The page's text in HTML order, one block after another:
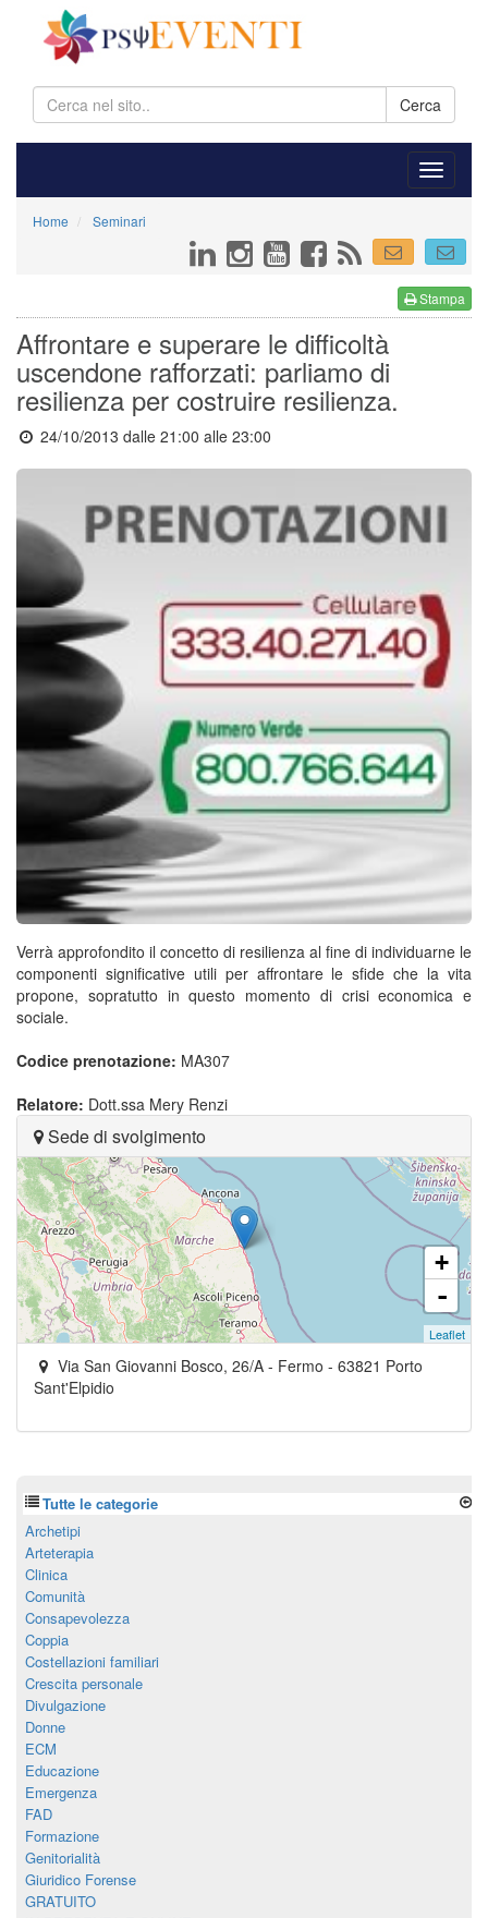
Cerca
Home Seminari
Stampa
Affrontare e superare le difficoltà
uscendone rafforzati: parliamo di
resilienza per costruire resilienza.
24/10/2013 dalle 21:00 alle 23:00
Verrà approfondito il concetto di resilienza al fine di individuarne le
componenti significative utili per affrontare le sfide che la vita
propone, sopratutto in questo momento di crisi economica e
sociale.
Codice prenotazione: MA307
Relatore: Dott.ssa Mery Renzi
Sede di svolgimento
+
-
Leaflet
Via San Giovanni Bosco, 26/A - Fermo - 63821 Porto
Sant'Elpidio
Tutte le categorie
Archetipi
Arteterapia
Clinica
Comunità
Consapevolezza
Coppia
Costellazioni familiari
Crescita personale
Divulgazione
Donne
ECM
Educazione
Emergenza
FAD
Formazione
Genitorialità
Giuridico Forense
GRATUITO